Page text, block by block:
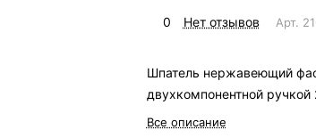
0 Нет отзывов Арт.
Шпатель нержавеющий
двухкомпонентной
Все описание